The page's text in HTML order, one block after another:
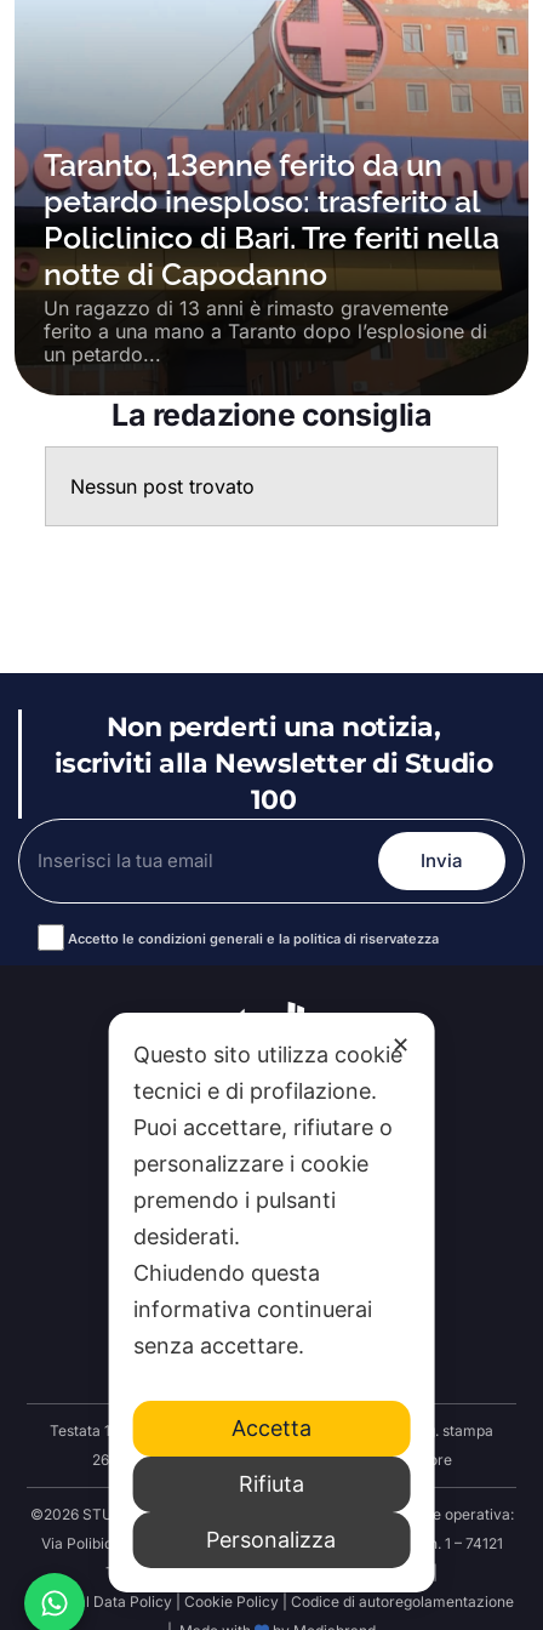
Taranto, 13enne ferito da un
petardo inesploso: trasferito al
Policlinico di Bari. Tre feriti nella
notte di Capodanno
Un ragazzo di 13 anni è rimasto gravemente
ferito a una mano a Taranto dopo l’esplosione di
un petardo...
La redazione consiglia
Nessun post trovato
Non perderti una notizia,
iscriviti alla Newsletter di Studio
100
Accetto le condizioni generali e la politica di riservatezza
CHI SIAMO
CONTATTI
FEEDRSS
Testata 100 Notizie: Registrazione Tribunale Taranto reg. stampa
2625/2024 del 12.09.2024 Indipendenza S.r.l. Editore
©2026 STUDIO100 – Società Cooperativa 100 Media | Sede operativa:
Via Polibio 89 – 74121 Taranto | Sede legale: Via Abruzzo n. 1 – 74121
Taranto | P.IVA: 03414830731 | REA: TA-251456 |
Personal Data Policy
Cookie Policy
Codice di autoregolamentazione
✕
Questo sito utilizza cookie
tecnici e di profilazione.
Puoi accettare, rifiutare o
personalizzare i cookie
premendo i pulsanti
desiderati.
Chiudendo questa
informativa continuerai
senza accettare.
Accetta
Rifiuta
Personalizza